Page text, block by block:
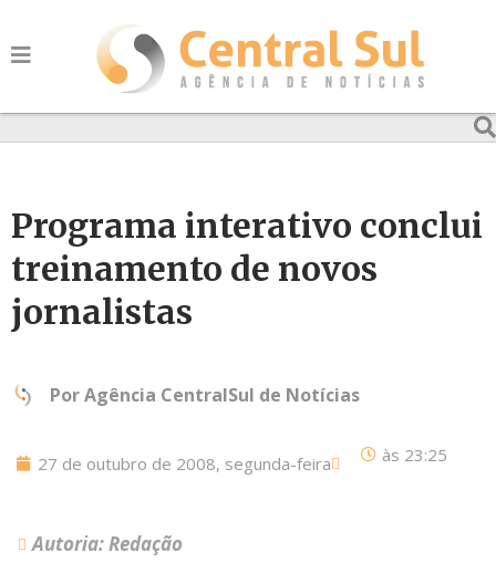
Programa interativo conclui
treinamento de novos
jornalistas
PorAgência CentralSul de Notícias
27 de outubro de 2008, segunda-feira às 23:25
Autoria: Redação